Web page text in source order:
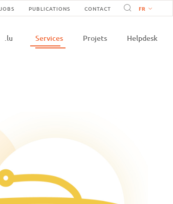
JOBS PUBLICATIONS CONTACT
.lu Services Projets Helpdesk